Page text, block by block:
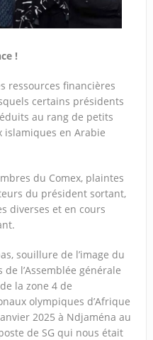
!
ressources financières
certains présidents
au rang de petits
islamiques en Arabie
du Comex, plaintes
du président sortant,
diverses et en cours
souillure de l’image du
de l’Assemblée générale
la zone 4 de
olympiques d’Afrique
2025 à Ndjaména au
de SG qui nous était